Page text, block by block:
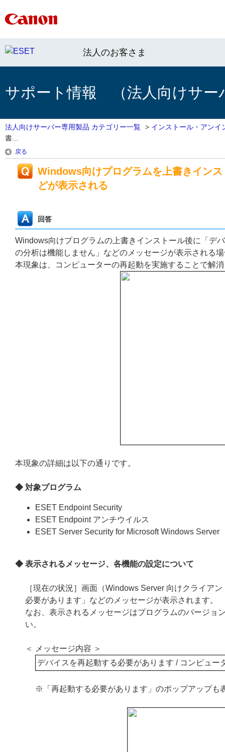
法人のお客さま
サポート情報 （法人向けサー
法人向けサーバー専用製品 カテゴリー一覧 > インストール・アンイ
書...
戻る
Windows向けプログラムを上書きイン
どが表示される
回答
Windows向けプログラムの上書きインストール後に「デ
の分析は機能しません」などのメッセージが表示される
本現象は、コンピューターの再起動を実施することで解
本現象の詳細は以下の通りです。
◆ 対象プログラム
ESET Endpoint Security
ESET Endpoint アンチウイルス
ESET Server Security for Microsoft Windows Server
◆ 表示されるメッセージ、各機能の設定について
［現在の状況］画面（Windows Server 向けクライア
必要があります」などのメッセージが表示されます。
なお、表示されるメッセージはプログラムのバージョ
い。
＜ メッセージ内容 ＞
デバイスを再起動する必要があります / コンピュー
※「再起動する必要があります」のポップアップも